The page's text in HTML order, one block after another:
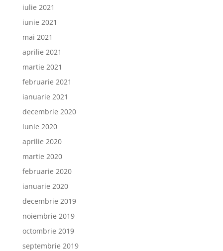
iulie 2021
iunie 2021
mai 2021
aprilie 2021
martie 2021
februarie 2021
ianuarie 2021
decembrie 2020
iunie 2020
aprilie 2020
martie 2020
februarie 2020
ianuarie 2020
decembrie 2019
noiembrie 2019
octombrie 2019
septembrie 2019